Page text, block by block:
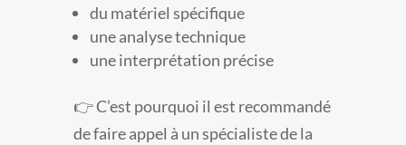
du matériel spécifique
une analyse technique
une interprétation précise
👉 C’est pourquoi il est recommandé
de faire appel à un spécialiste de la